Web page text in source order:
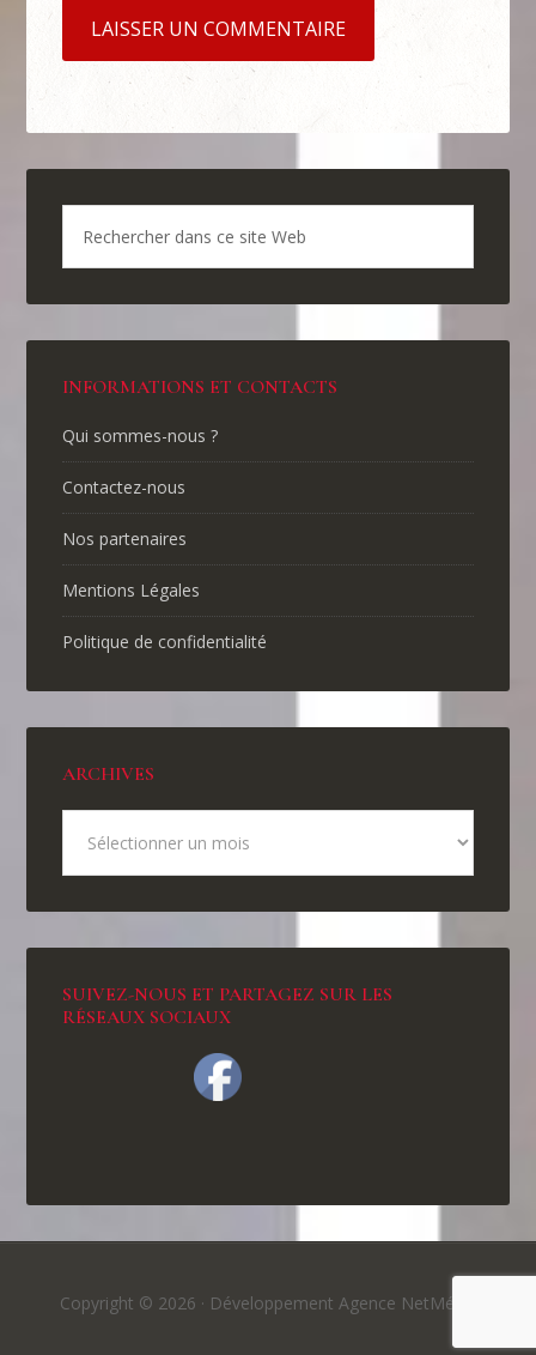
INFORMATIONS ET CONTACTS
Qui sommes-nous ?
Contactez-nous
Nos partenaires
Mentions Légales
Politique de confidentialité
ARCHIVES
SUIVEZ-NOUS ET PARTAGEZ SUR LES
RÉSEAUX SOCIAUX
Copyright © 2026 · Développement Agence NetMédia